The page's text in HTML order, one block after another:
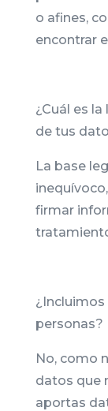
o afines,
encontrar
¿Cuál es
de tus
La base
firmar
personas?
No, como
datos que
aportas